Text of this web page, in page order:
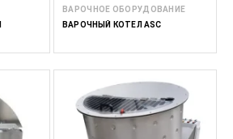
ВАРОЧНОЕ ОБОРУДОВАНИЕ
BАРОЧНЫЙ КОТЕЛ ASC